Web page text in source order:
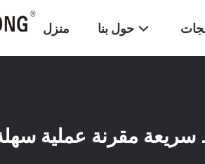
منزل حول بنا
سريعة مقرنة عملية